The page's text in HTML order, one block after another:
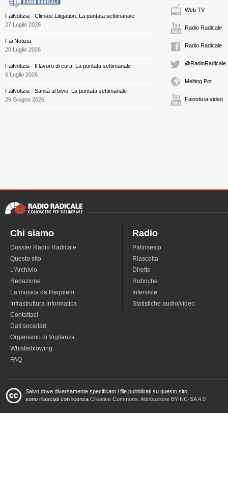
FaiNotizia - Climate Litigation. La puntata settimanale
27 Luglio 2026
Fai Notizia
20 Luglio 2026
FaiNotizia - Il lavoro di cura. La puntata settimanale
6 Luglio 2026
FaiNotizia - Sanità al bivio. La puntata settimanale
29 Giugno 2026
Web TV
Radio Radicale
Radio Radicale
@RadioRadicale
Melting Pot
Fainotizia video
Chi siamo
Dossier Radio Radicale
Questo sito
L'Archivio
Redazione
La musica da Requiem
Infrastruttura informatica
Contattaci
Dati societari
Organismo di Vigilanza
Whistleblowing
FAQ
Radio
Palinsesto
Riascolta
Dirette
Rubriche
Interviste
Statistiche audio/video
Salvo dove diversamente specificato i file pubblicati su questo sito
sono rilasciati con licenza Creative Commons: Attribuzione BY-NC-SA 4.0